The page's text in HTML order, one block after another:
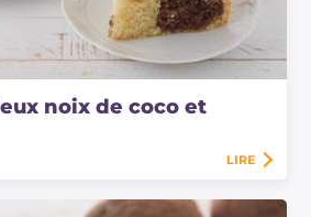
noix de coco et
LIRE